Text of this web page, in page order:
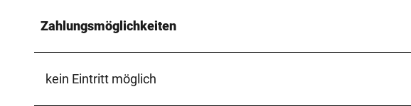
Zahlungsmöglichkeiten
kein Eintritt möglich